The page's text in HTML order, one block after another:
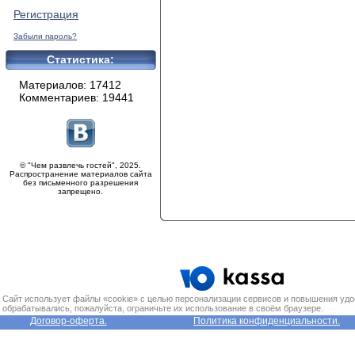
Регистрация
Забыли пароль?
Статистика:
Материалов: 17412
Комментариев: 19441
© "Чем развлечь гостей", 2025.
Распространение материалов сайта
без письменного разрешения
запрещено.
Сайт использует файлы «cookie» с целью персонализации сервисов и повышения
обрабатывались, пожалуйста, ограничьте их использование в своём браузере.
Договор-оферта. Политика конфиденциальности.